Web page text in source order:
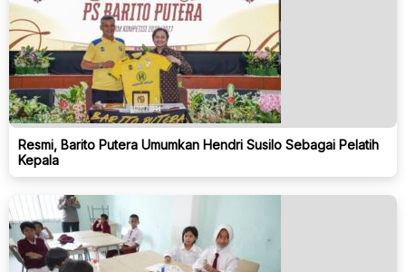
Resmi, Barito Putera Umumkan Hendri Susilo Sebagai Pelatih
Kepala